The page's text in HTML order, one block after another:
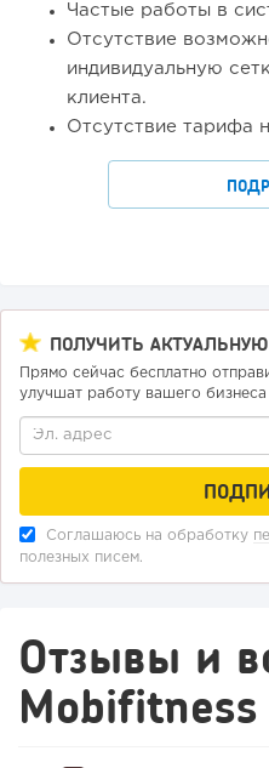
Частые работы в
Отсутствие
индивидуальную
клиента.
Отсутствие тарифа
ПОЛУЧИТЬ
Прямо сейчас бесплатно
улучшат работу вашего бизнеса
Соглашаюсь на обработку
полезных писем.
Отзывы и
Mobifitness